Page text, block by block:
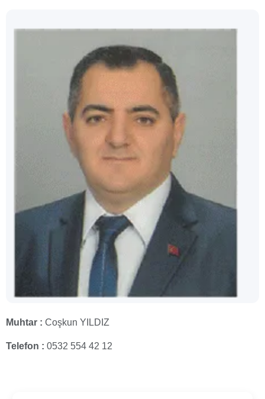
Muhtar : Coşkun YILDIZ
Telefon : 0532 554 42 12